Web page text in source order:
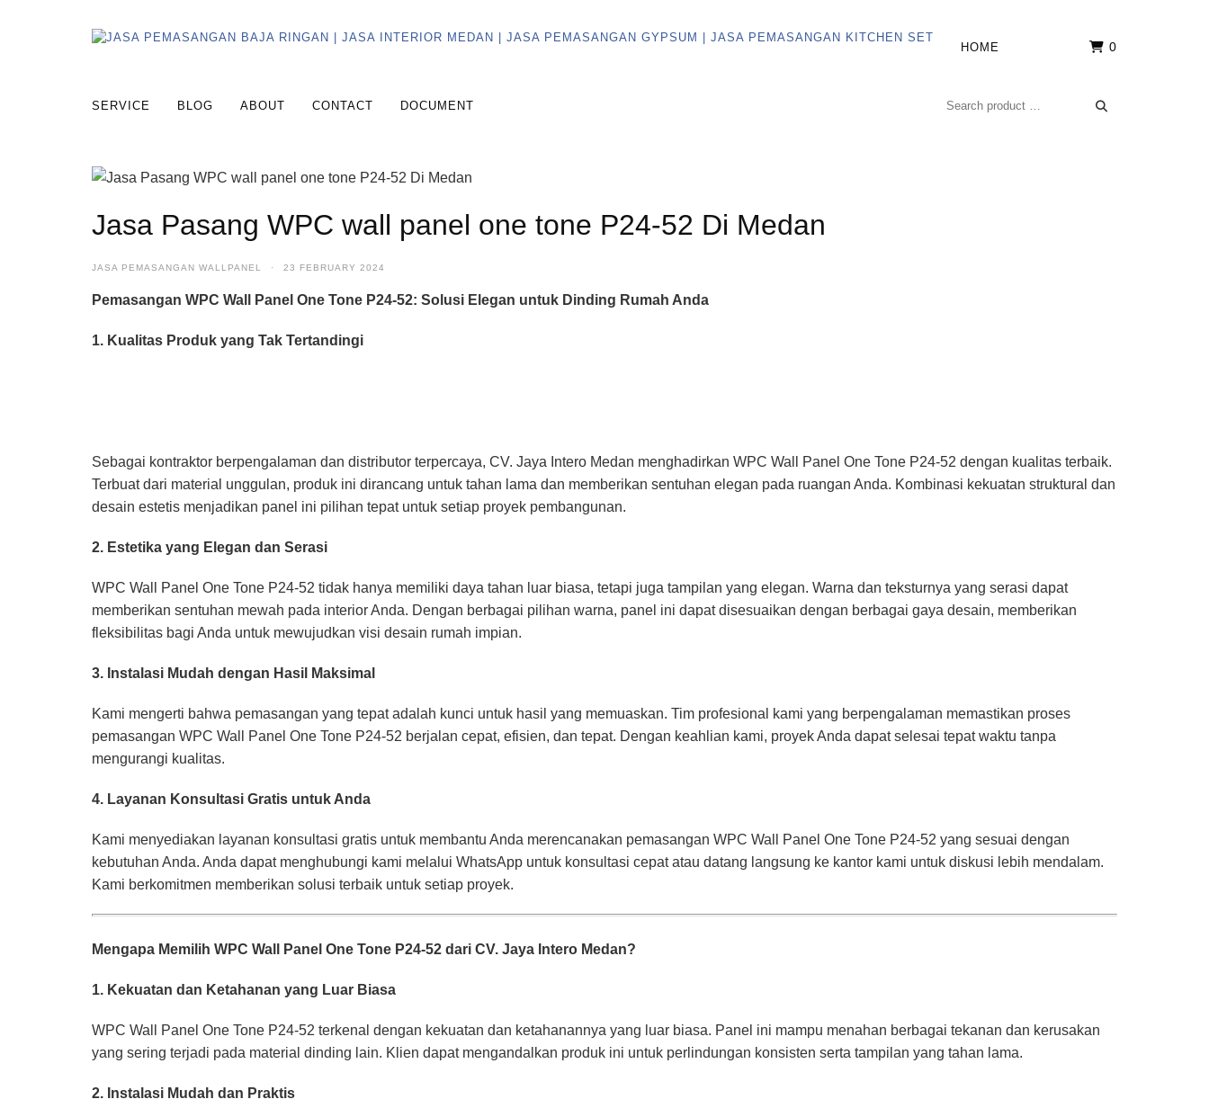
0
HOME
SERVICE BLOG ABOUT CONTACT DOCUMENT
Jasa Pasang WPC wall panel one tone P24-52 Di Medan
JASA PEMASANGAN WALLPANEL · 23 FEBRUARY 2024
Pemasangan WPC Wall Panel One Tone P24-52: Solusi Elegan untuk Dinding Rumah Anda
1. Kualitas Produk yang Tak Tertandingi
Sebagai kontraktor berpengalaman dan distributor terpercaya, CV. Jaya Intero Medan menghadirkan WPC Wall Panel One Tone P24-52 dengan kualitas terbaik.
Terbuat dari material unggulan, produk ini dirancang untuk tahan lama dan memberikan sentuhan elegan pada ruangan Anda. Kombinasi kekuatan struktural dan
desain estetis menjadikan panel ini pilihan tepat untuk setiap proyek pembangunan.
2. Estetika yang Elegan dan Serasi
WPC Wall Panel One Tone P24-52 tidak hanya memiliki daya tahan luar biasa, tetapi juga tampilan yang elegan. Warna dan teksturnya yang serasi dapat
memberikan sentuhan mewah pada interior Anda. Dengan berbagai pilihan warna, panel ini dapat disesuaikan dengan berbagai gaya desain, memberikan
fleksibilitas bagi Anda untuk mewujudkan visi desain rumah impian.
3. Instalasi Mudah dengan Hasil Maksimal
Kami mengerti bahwa pemasangan yang tepat adalah kunci untuk hasil yang memuaskan. Tim profesional kami yang berpengalaman memastikan proses
pemasangan WPC Wall Panel One Tone P24-52 berjalan cepat, efisien, dan tepat. Dengan keahlian kami, proyek Anda dapat selesai tepat waktu tanpa
mengurangi kualitas.
4. Layanan Konsultasi Gratis untuk Anda
Kami menyediakan layanan konsultasi gratis untuk membantu Anda merencanakan pemasangan WPC Wall Panel One Tone P24-52 yang sesuai dengan
kebutuhan Anda. Anda dapat menghubungi kami melalui WhatsApp untuk konsultasi cepat atau datang langsung ke kantor kami untuk diskusi lebih mendalam.
Kami berkomitmen memberikan solusi terbaik untuk setiap proyek.
Mengapa Memilih WPC Wall Panel One Tone P24-52 dari CV. Jaya Intero Medan?
1. Kekuatan dan Ketahanan yang Luar Biasa
WPC Wall Panel One Tone P24-52 terkenal dengan kekuatan dan ketahanannya yang luar biasa. Panel ini mampu menahan berbagai tekanan dan kerusakan
yang sering terjadi pada material dinding lain. Klien dapat mengandalkan produk ini untuk perlindungan konsisten serta tampilan yang tahan lama.
2. Instalasi Mudah dan Praktis